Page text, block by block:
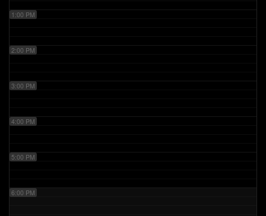
1:00 PM
2:00 PM
3:00 PM
4:00 PM
5:00 PM
6:00 PM